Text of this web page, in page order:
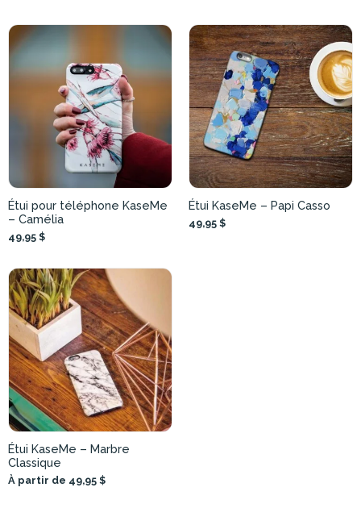
Étui pour téléphone KaseMe
– Camélia
49,95 $
Étui KaseMe – Papi Casso
49,95 $
Étui KaseMe – Marbre
Classique
À partir de 49,95 $